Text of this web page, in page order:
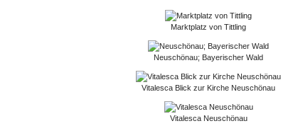
Marktplatz von Tittling
Neuschönau; Bayerischer Wald
Vitalesca Blick zur Kirche Neuschönau
Vitalesca Neuschönau